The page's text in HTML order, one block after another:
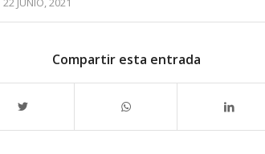
Compartir esta entrada